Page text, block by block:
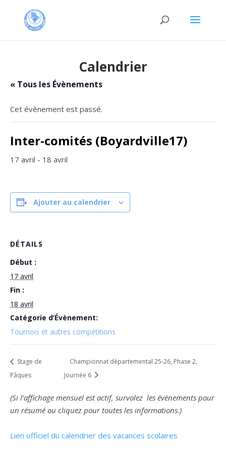
Calendrier
« Tous les Évènements
Cet évènement est passé.
Inter-comités (Boyardville17)
17 avril - 18 avril
Ajouter au calendrier
DÉTAILS
Début :
17 avril
Fin :
18 avril
Catégorie d’Évènement:
Tournois et autres compétitions
Stage de
Pâques
Championnat départemental 25-26, Phase 2,
Journée 6
(Si l’affichage mensuel est actif, survolez les évènements pour
un résumé ou cliquez pour toutes les informations.)
Lien officiel du calendrier des vacances scolaires